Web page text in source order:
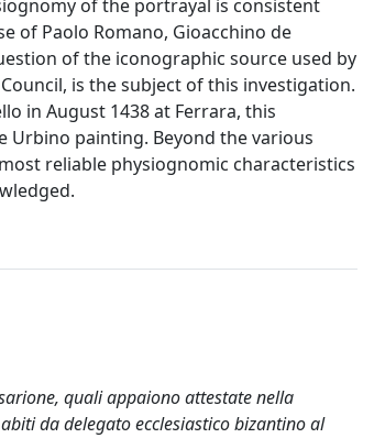
of the portrayal is consistent
of Paolo Romano, Gioacchino de
of the iconographic source used by
is the subject of this investigation.
in August 1438 at Ferrara, this
painting. Beyond the various
reliable physiognomic characteristics
quali appaiono attestate nella
da delegato ecclesiastico bizantino al